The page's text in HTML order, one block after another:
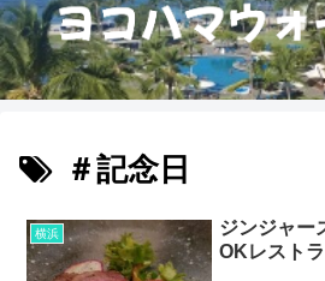
＃記念日
横浜
ジンジャ
OKレスト